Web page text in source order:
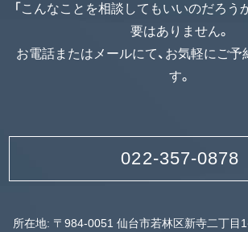
「こんなことを相談してもいいのだろう
要はありません。
お電話またはメールにて、お気軽にご予
す。
022-357-0878
所在地: 〒984-0051 仙台市若林区新寺二丁目